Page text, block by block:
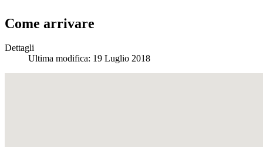
Come arrivare
Dettagli
Ultima modifica: 19 Luglio 2018